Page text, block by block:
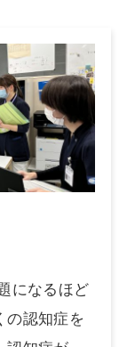
になるほど
の認知症を